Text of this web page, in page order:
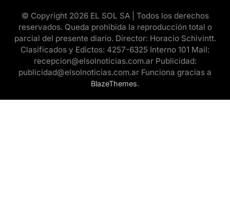
© Copyright 2026 EL SOL SA | Todos los derechos
reservados. Queda prohibida la reproducción total o
parcial del presente diario. Director: Horacio Schivintt.
Clasificados y Edictos: 4257-6325 Interno 101 Mail:
recepcion@elsolnoticias.com.ar Publicidad:
publicidad@elsolnoticias.com.ar Funciona gracias a
BlazeThemes.